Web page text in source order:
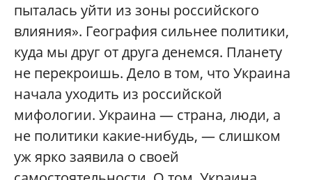
пыталась уйти из зоны российского
влияния». География сильнее политики,
куда мы друг от друга денемся. Планету
не перекроишь. Дело в том, что Украина
начала уходить из российской
мифологии. Украина — страна, люди, а
не политики какие-нибудь, — слишком
уж ярко заявила о своей